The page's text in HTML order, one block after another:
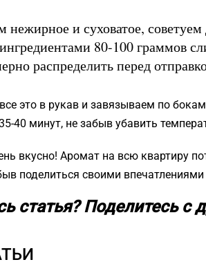
нежирное и суховатое, советуем
80-100 граммов
распределить перед
это в рукав и завязываем по
40 минут, не забыв убавить
вкусно! Аромат на всю квартиру
поделиться своими
статья? Поделитесь с